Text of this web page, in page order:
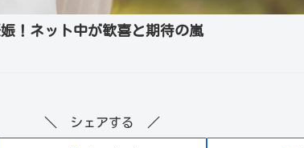
！ネット中が歓喜と期待の嵐
＼ シェアする ／